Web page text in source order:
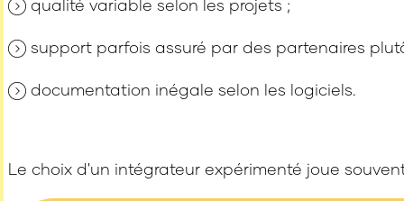
qualité variable selon les projets ;
support parfois assuré par des partenaires
documentation inégale selon les logiciels.
Le choix d'un intégrateur expérimenté joue